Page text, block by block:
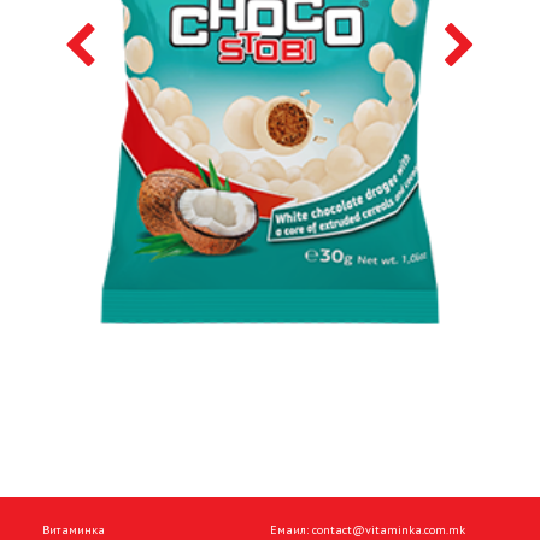
Витаминка Емаил: contact@vitaminka.com.mk